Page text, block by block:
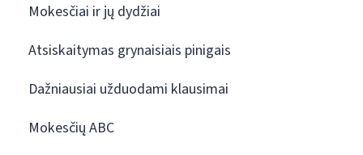
Mokesčiai ir jų dydžiai
Atsiskaitymas grynaisiais pinigais
Dažniausiai užduodami klausimai
Mokesčių ABC